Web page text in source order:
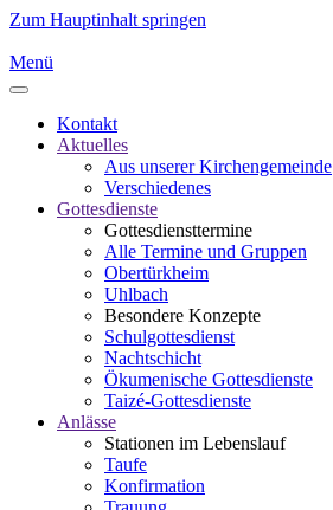
Zum Hauptinhalt springen
Menü
Kontakt
Aktuelles
Aus unserer Kirchengemeinde
Verschiedenes
Gottesdienste
Gottesdiensttermine
Alle Termine und Gruppen
Obertürkheim
Uhlbach
Besondere Konzepte
Schulgottesdienst
Nachtschicht
Ökumenische Gottesdienste
Taizé-Gottesdienste
Anlässe
Stationen im Lebenslauf
Taufe
Konfirmation